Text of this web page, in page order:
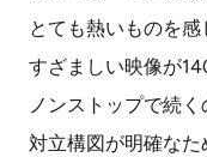
とても熱いものを感
すざましい映像が
ノンストップで続く
対立構図が明確なた